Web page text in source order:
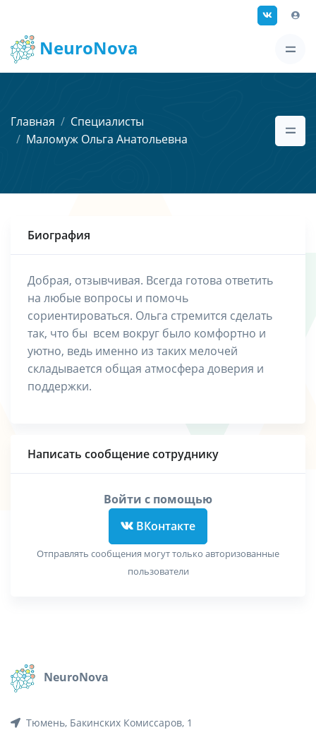
NeuroNova
Главная
Специалисты
Маломуж Ольга Анатольевна
Биография
Добрая, отзывчивая. Всегда готова ответить
на любые вопросы и помочь
сориентироваться. Ольга стремится сделать
так, что бы всем вокруг было комфортно и
уютно, ведь именно из таких мелочей
складывается общая атмосфера доверия и
поддержки.
Написать сообщение сотруднику
Войти с помощью
ВКонтакте
Отправлять сообщения могут только авторизованные
пользователи
NeuroNova
Тюмень, Бакинских Комиссаров, 1